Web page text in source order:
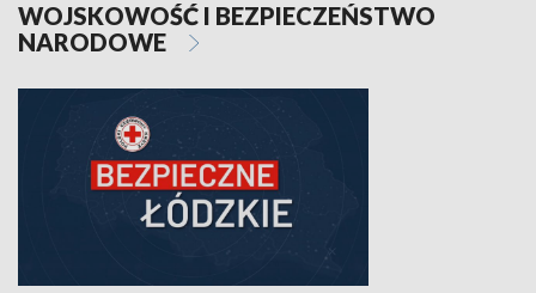
WOJSKOWOŚĆ I BEZPIECZEŃSTWO
NARODOWE